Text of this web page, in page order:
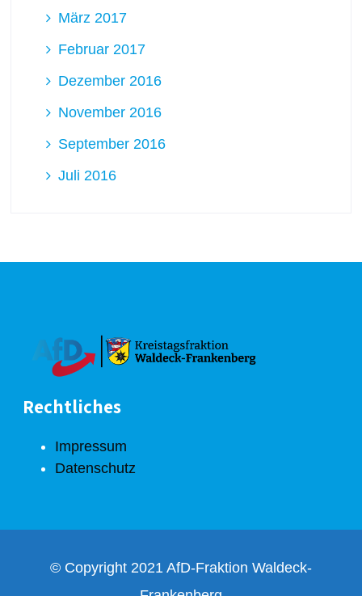
März 2017
Februar 2017
Dezember 2016
November 2016
September 2016
Juli 2016
Rechtliches
Impressum
Datenschutz
© Copyright 2021 AfD-Fraktion Waldeck-